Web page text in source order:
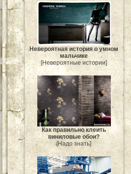
Невероятная история о умном
мальчике
[Невероятные истории]
Как правильно клеить
виниловые обои?
[Надо знать]